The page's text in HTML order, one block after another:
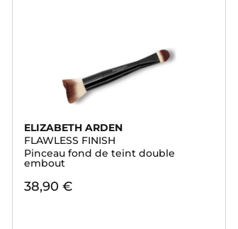
ELIZABETH ARDEN
FLAWLESS FINISH
Pinceau fond de teint double
embout
38,90 €